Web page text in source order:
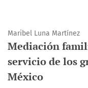
Maribel Luna Martínez
Mediación
servicio de los
México